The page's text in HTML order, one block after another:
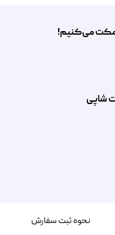
شاپی
می‌کنیم!
نحوه ثبت سفارش